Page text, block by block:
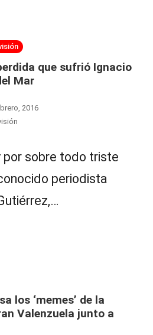
que sufrió Ignacio
Mar
2016
por sobre todo triste
periodista
los ‘memes’ de la
Valenzuela junto a